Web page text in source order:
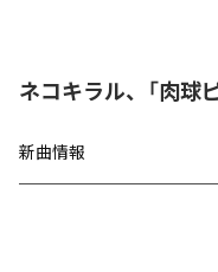
ネコキラル、「肉球
新曲情報